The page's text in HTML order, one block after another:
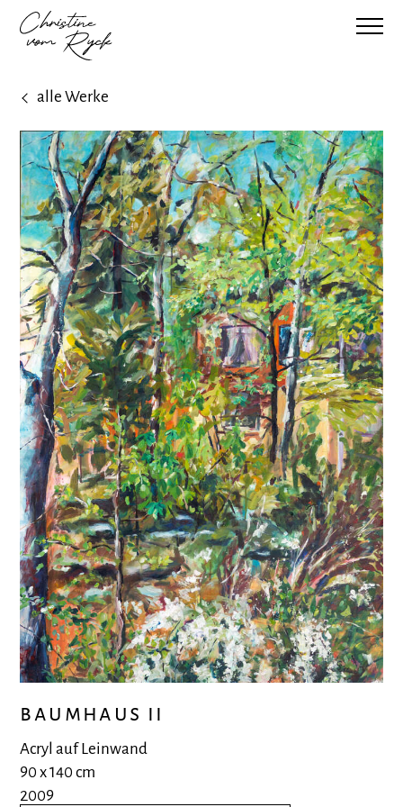
alle Werke
baumhaus ii
Acryl auf Leinwand
90 x 140 cm
2009